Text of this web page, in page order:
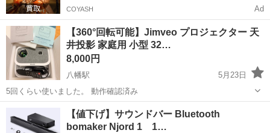
COYASH Ad
【360°回転可能】Jimveo プロジェクター 天
井投影 家庭用 小型 32…
8,000円
八幡駅
5月23日
5回くらい使いました。 動作確認済み
八幡駅 プロジェクター、ホームシアター
プロジェクター
【値下げ】サウンドバー Bluetooth
bomaker Njord 1 1…